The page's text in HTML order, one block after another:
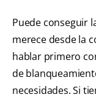
Puede conseguir
merece desde la
hablar primero
de
necesidades. Si